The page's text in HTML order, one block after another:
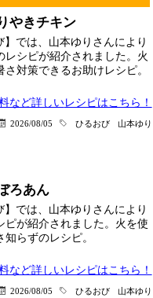
やきチキン
では、山本ゆりさんにより
レシピが紹介されました。火
対策できるお助けレシピ。
など詳しいレシピはこちら！
2026/08/05 ひるおび 山本ゆり
ろあん
では、山本ゆりさんにより
ピが紹介されました。火を使
らずのレシピ。
など詳しいレシピはこちら！
2026/08/05 ひるおび 山本ゆり